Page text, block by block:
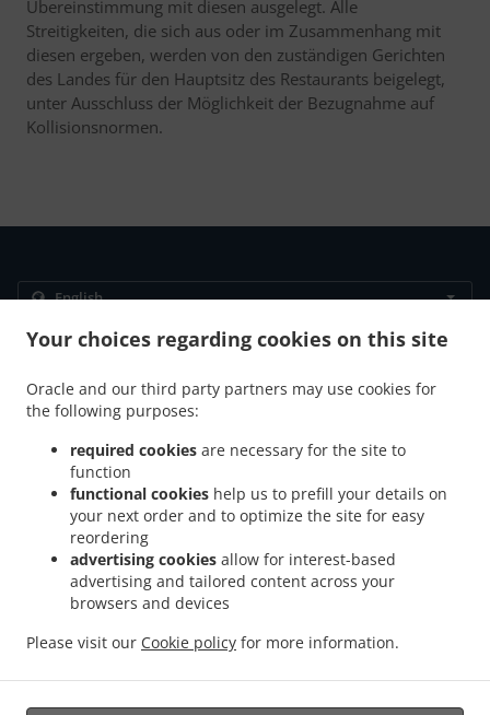
Your choices regarding cookies on this site
Oracle and our third party partners may use cookies for
the following purposes:
required cookies are necessary for the site to
function
functional cookies help us to prefill your details on
your next order and to optimize the site for easy
reordering
advertising cookies allow for interest-based
advertising and tailored content across your
browsers and devices
Please visit our Cookie policy for more information.
Übereinstimmung mit diesen ausgelegt. Alle
Streitigkeiten, die sich aus oder im Zusammenhang mit
diesen ergeben, werden von den zuständigen Gerichten
des Landes für den Hauptsitz des Restaurants beigelegt,
unter Ausschluss der Möglichkeit der Bezugnahme auf
Kollisionsnormen.
Privacy policy . Terms of service . Cookie Policy Changes
Münchener Str. 15, 85604 Zorneding, Germany
Links
Menu
Table reservation
Order ahead
Contact us
Pizza Takeaway Zorneding . Pasta Takeaway Zorneding . Kebab Takeaway Zorneding